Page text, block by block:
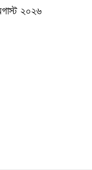
২০২৬